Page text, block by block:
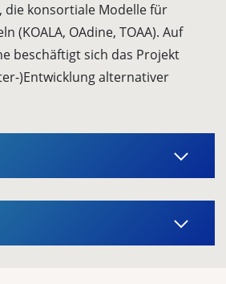
die konsor­tiale Modelle für
(KOALA, OAdine, TOAA). Auf
beschäftigt sich das Projekt
)Entwicklung alternativer